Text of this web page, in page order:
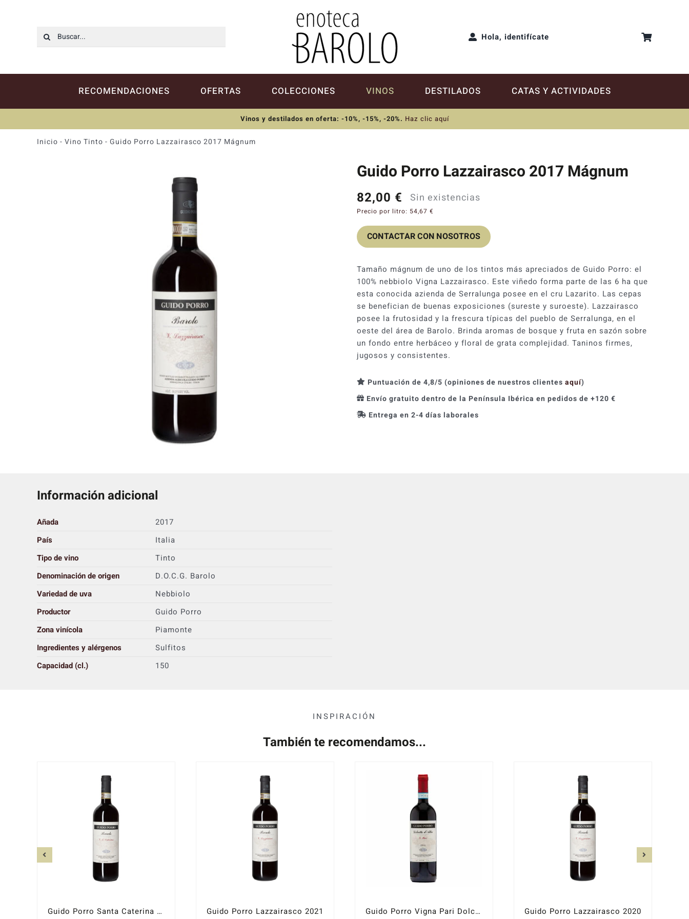
Buscar: Hola, identifícate
RECOMENDACIONES OFERTAS COLECCIONES VINOS DESTILADOS CATAS Y ACTIVIDADES
Vinos y destilados en oferta: -10%, -15%, -20%. Haz clic aquí
Inicio - Vino Tinto - Guido Porro Lazzairasco 2017 Mágnum
Guido Porro Lazzairasco 2017 Mágnum
82,00 € Sin existencias
Precio por litro: 54,67 €
CONTACTAR CON NOSOTROS
Tamaño mágnum de uno de los tintos más apreciados de Guido Porro: el
100% nebbiolo Vigna Lazzairasco. Este viñedo forma parte de las 6 ha que
esta conocida azienda de Serralunga posee en el cru Lazarito. Las cepas
se benefician de buenas exposiciones (sureste y suroeste). Lazzairasco
posee la frutosidad y la frescura típicas del pueblo de Serralunga, en el
oeste del área de Barolo. Brinda aromas de bosque y fruta en sazón sobre
un fondo entre herbáceo y floral de grata complejidad. Taninos firmes,
jugosos y consistentes.
Puntuación de 4,8/5 (opiniones de nuestros clientes aquí)
Envío gratuito dentro de la Península Ibérica en pedidos de +120 €
Entrega en 2-4 días laborales
Información adicional
Añada
2017
País
Italia
Tipo de vino
Tinto
Denominación de origen
D.O.C.G. Barolo
Variedad de uva
Nebbiolo
Productor
Guido Porro
Zona vinícola
Piamonte
Ingredientes y alérgenos
Sulfitos
Capacidad (cl.)
150
INSPIRACIÓN
También te recomendamos...
Guido Porro Santa Caterina 2021 Guido Porro Lazzairasco 2021 Guido Porro Vigna Pari Dolcetto d´Alba 2024 Guido Porro Lazzairasco 2020